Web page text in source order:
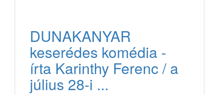
DUNAKANYAR
keserédes komédia -
írta Karinthy Ferenc / a
július 28-i ...